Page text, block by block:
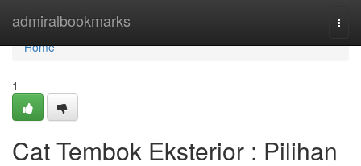
admiralbookmarks
Home
Home
1
Cat Tembok Eksterior : Pilihan